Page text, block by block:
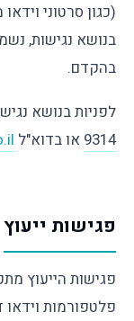
(כגון סרטוני
בנושא נגישות,
בהקדם.
לפניות בנושא
9314 או בדוא"ל
פגישות ייעוץ
פגישות הייעוץ
פלטפורמות וידאו